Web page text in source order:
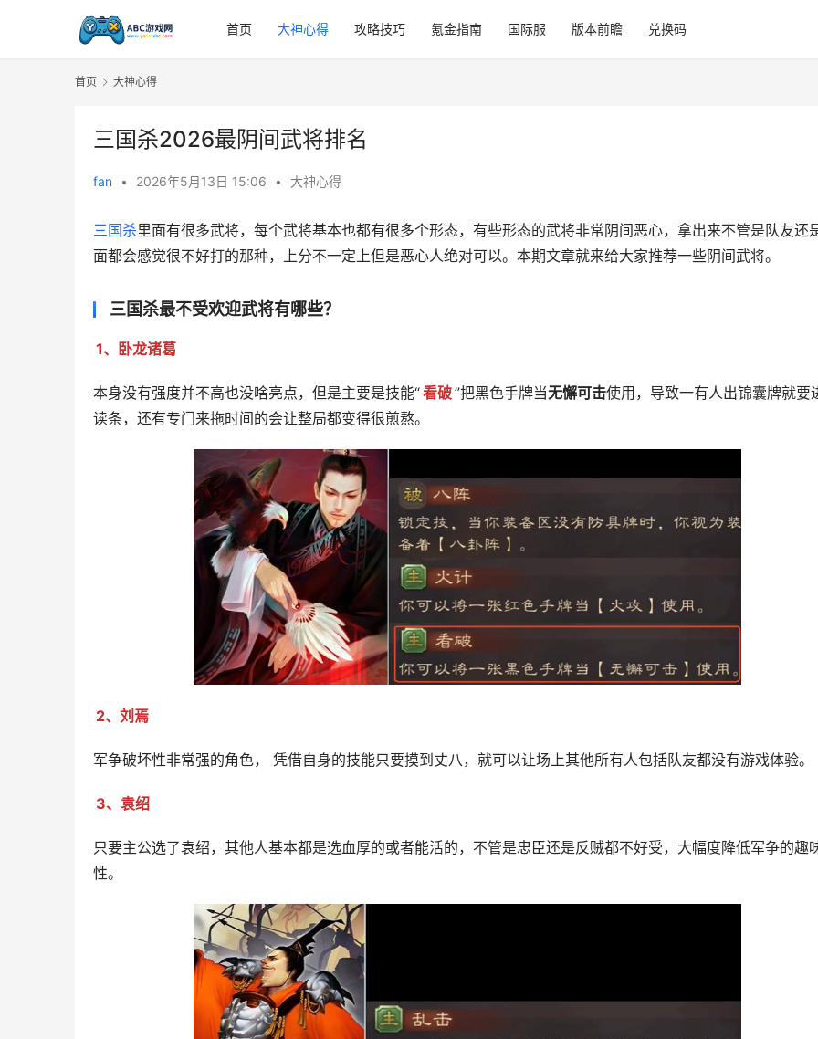
首页 大神心得 攻略技巧 氪金指南 国际服 版本前瞻 兑换码
首页 大神心得
三国杀2026最阴间武将排名
fan • 2026年5月13日 15:06 • 大神心得
三国杀里面有很多武将，每个武将基本也都有很多个形态，有些形态的武将非常阴间恶心，拿出来不管是队友还
面都会感觉很不好打的那种，上分不一定上但是恶心人绝对可以。本期文章就来给大家推荐一些阴间武将。
三国杀最不受欢迎武将有哪些？
1、卧龙诸葛
本身没有强度并不高也没啥亮点，但是主要是技能“看破”把黑色手牌当无懈可击使用，导致一有人出锦囊牌就要
读条，还有专门来拖时间的会让整局都变得很煎熬。
2、刘焉
军争破坏性非常强的角色， 凭借自身的技能只要摸到丈八，就可以让场上其他所有人包括队友都没有游戏体验。
3、袁绍
只要主公选了袁绍，其他人基本都是选血厚的或者能活的，不管是忠臣还是反贼都不好受，大幅度降低军争的趣
性。